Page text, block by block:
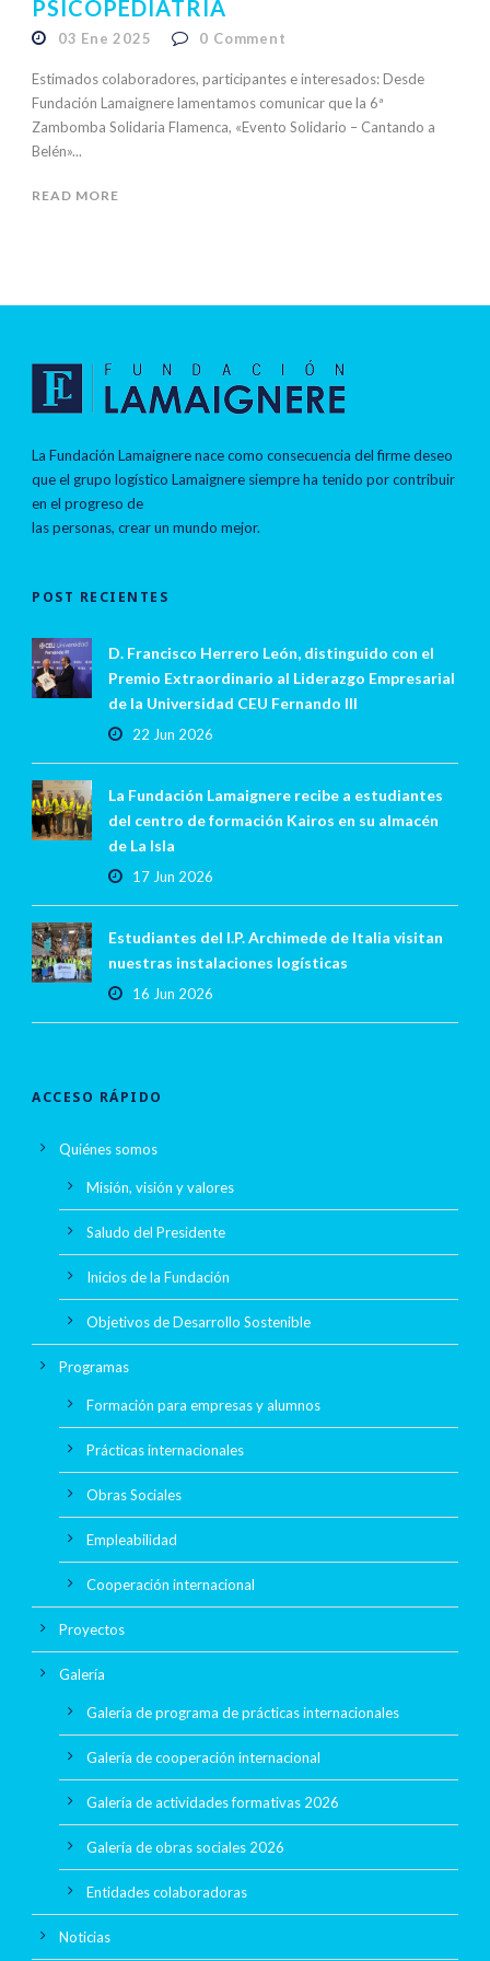
PSICOPEDIATRÍA
03 Ene 2025 0 Comment
Estimados colaboradores, participantes e interesados: Desde
Fundación Lamaignere lamentamos comunicar que la 6ª
Zambomba Solidaria Flamenca, «Evento Solidario – Cantando a
Belén»...
READ MORE
La Fundación Lamaignere nace como consecuencia del firme deseo
que el grupo logístico Lamaignere siempre ha tenido por contribuir
en el progreso de
las personas, crear un mundo mejor.
POST RECIENTES
D. Francisco Herrero León, distinguido con el
Premio Extraordinario al Liderazgo Empresarial
de la Universidad CEU Fernando III
22 Jun 2026
La Fundación Lamaignere recibe a estudiantes
del centro de formación Kairos en su almacén
de La Isla
17 Jun 2026
Estudiantes del I.P. Archimede de Italia visitan
nuestras instalaciones logísticas
16 Jun 2026
ACCESO RÁPIDO
Quiénes somos
Misión, visión y valores
Saludo del Presidente
Inicios de la Fundación
Objetivos de Desarrollo Sostenible
Programas
Formación para empresas y alumnos
Prácticas internacionales
Obras Sociales
Empleabilidad
Cooperación internacional
Proyectos
Galería
Galería de programa de prácticas internacionales
Galería de cooperación internacional
Galería de actividades formativas 2026
Galería de obras sociales 2026
Entidades colaboradoras
Noticias